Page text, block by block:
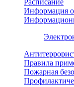
Расписание
Информация
Правила
Пожарная